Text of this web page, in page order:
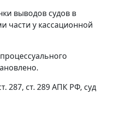
выводов судов в
части у кассационной
287, ст. 289АПК РФ, суд